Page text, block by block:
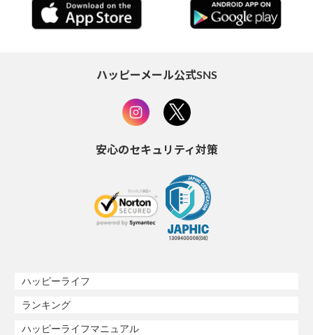
ハッピーメール公式SNS
安心のセキュリティ対策
ハッピーライフ
ランキング
ハッピーライフマニュアル